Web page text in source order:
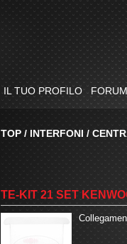
IL TUO PROFILO FORUM
TOP / INTERFONI /
TE-KIT 21 SET